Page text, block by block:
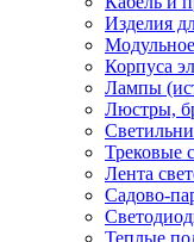
Изделия
Корпуса
Лампы
Люстры,
Трековые
Лента
Садово-
Теплые